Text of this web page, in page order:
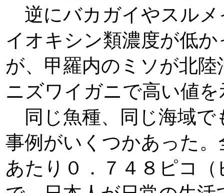
逆にバカガイやスルメ
イオキシン類濃度が低
が、甲羅内のミソが北
ニズワイガニで高い値
同じ魚種、同じ海域で
事例がいくつかあった
あたり０．７４８ピコ